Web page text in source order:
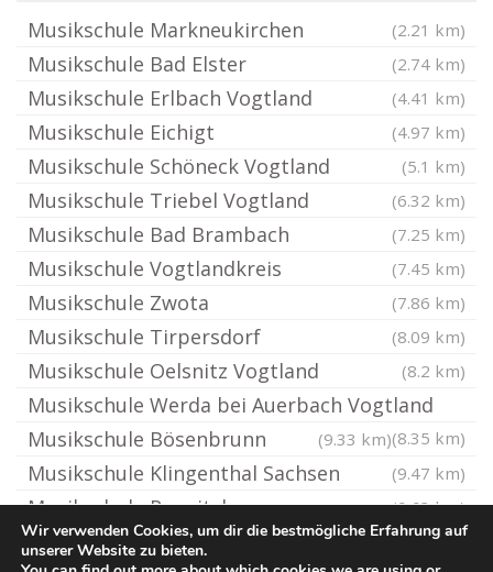
Musikschule Markneukirchen (2.21 km)
Musikschule Bad Elster (2.74 km)
Musikschule Erlbach Vogtland (4.41 km)
Musikschule Eichigt (4.97 km)
Musikschule Schöneck Vogtland (5.1 km)
Musikschule Triebel Vogtland (6.32 km)
Musikschule Bad Brambach (7.25 km)
Musikschule Vogtlandkreis (7.45 km)
Musikschule Zwota (7.86 km)
Musikschule Tirpersdorf (8.09 km)
Musikschule Oelsnitz Vogtland (8.2 km)
Musikschule Werda bei Auerbach Vogtland
(8.35 km)
Musikschule Bösenbrunn (9.33 km)
Musikschule Klingenthal Sachsen (9.47 km)
Musikschule Regnitzlosau (9.63 km)
Wir verwenden Cookies, um dir die bestmögliche Erfahrung auf
unserer Website zu bieten.